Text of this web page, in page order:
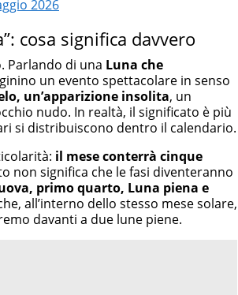
2026
cosa significa davvero
Parlando di una Luna che
un evento spettacolare in senso
un’apparizione insolita, un
nudo. In realtà, il significato è più
si distribuiscono dentro il calendario.
il mese conterrà cinque
non significa che le fasi diventeranno
primo quarto, Luna piena e
all’interno dello stesso mese solare,
davanti a due lune piene.